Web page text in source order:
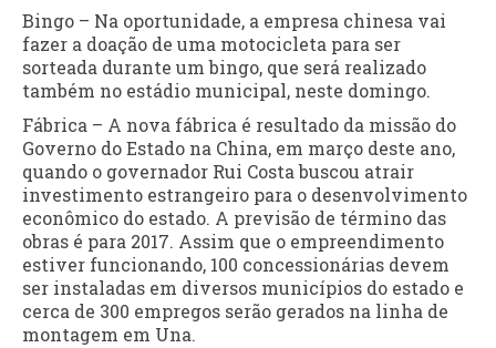
Bingo – Na oportunidade, a empresa chinesa vai
fazer a doação de uma motocicleta para ser
sorteada durante um bingo, que será realizado
também no estádio municipal, neste domingo.
Fábrica – A nova fábrica é resultado da missão do
Governo do Estado na China, em março deste ano,
quando o governador Rui Costa buscou atrair
investimento estrangeiro para o desenvolvimento
econômico do estado. A previsão de término das
obras é para 2017. Assim que o empreendimento
estiver funcionando, 100 concessionárias devem
ser instaladas em diversos municípios do estado e
cerca de 300 empregos serão gerados na linha de
montagem em Una.